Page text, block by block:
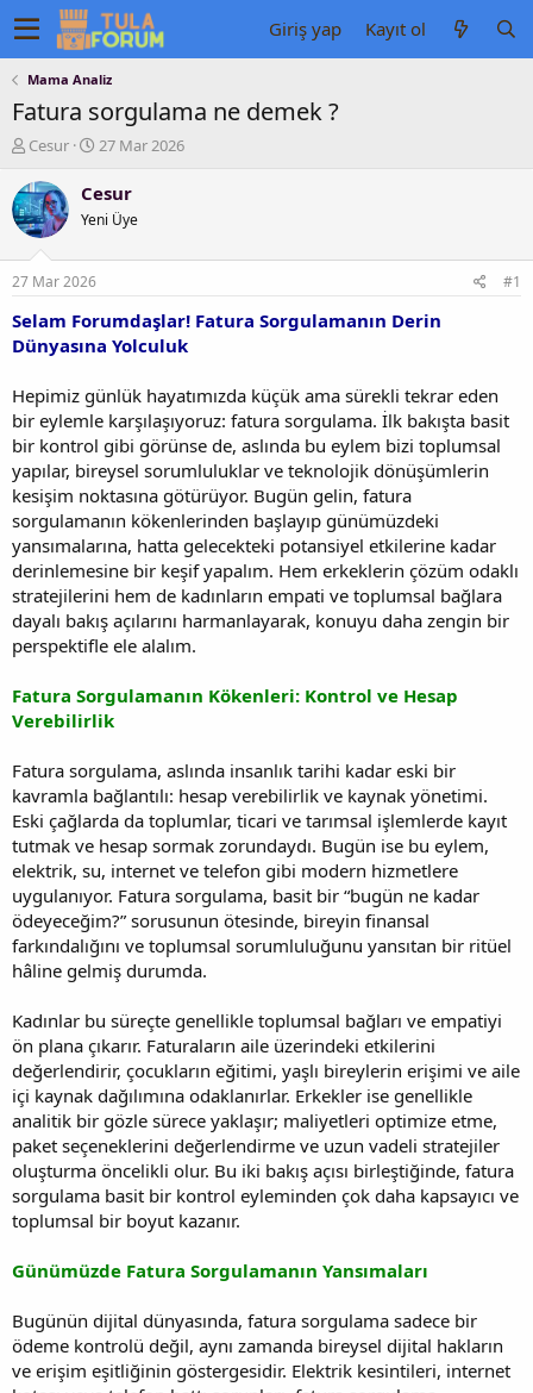
Giriş yap Kayıt ol
Mama Analiz
Fatura sorgulama ne demek ?
K
n
u
y
b
a
ş
l
a
a
n
Cesur
B
ş
a
ç
a
i
h
27 Mar 2026
Cesur
Yeni Üye
27 Mar 2026 #1
Selam Forumdaşlar! Fatura Sorgulamanın Derin
Dünyasına Yolculuk
Hepimiz günlük hayatımızda küçük ama sürekli tekrar eden
bir eylemle karşılaşıyoruz: fatura sorgulama. İlk bakışta basit
bir kontrol gibi görünse de, aslında bu eylem bizi toplumsal
yapılar, bireysel sorumluluklar ve teknolojik dönüşümlerin
kesişim noktasına götürüyor. Bugün gelin, fatura
sorgulamanın kökenlerinden başlayıp günümüzdeki
yansımalarına, hatta gelecekteki potansiyel etkilerine kadar
derinlemesine bir keşif yapalım. Hem erkeklerin çözüm odaklı
stratejilerini hem de kadınların empati ve toplumsal bağlara
dayalı bakış açılarını harmanlayarak, konuyu daha zengin bir
perspektifle ele alalım.
Fatura Sorgulamanın Kökenleri: Kontrol ve Hesap
Verebilirlik
Fatura sorgulama, aslında insanlık tarihi kadar eski bir
kavramla bağlantılı: hesap verebilirlik ve kaynak yönetimi.
Eski çağlarda da toplumlar, ticari ve tarımsal işlemlerde kayıt
tutmak ve hesap sormak zorundaydı. Bugün ise bu eylem,
elektrik, su, internet ve telefon gibi modern hizmetlere
uygulanıyor. Fatura sorgulama, basit bir “bugün ne kadar
ödeyeceğim?” sorusunun ötesinde, bireyin finansal
farkındalığını ve toplumsal sorumluluğunu yansıtan bir ritüel
hâline gelmiş durumda.
Kadınlar bu süreçte genellikle toplumsal bağları ve empatiyi
ön plana çıkarır. Faturaların aile üzerindeki etkilerini
değerlendirir, çocukların eğitimi, yaşlı bireylerin erişimi ve aile
içi kaynak dağılımına odaklanırlar. Erkekler ise genellikle
analitik bir gözle sürece yaklaşır; maliyetleri optimize etme,
paket seçeneklerini değerlendirme ve uzun vadeli stratejiler
oluşturma öncelikli olur. Bu iki bakış açısı birleştiğinde, fatura
sorgulama basit bir kontrol eyleminden çok daha kapsayıcı ve
toplumsal bir boyut kazanır.
Günümüzde Fatura Sorgulamanın Yansımaları
Bugünün dijital dünyasında, fatura sorgulama sadece bir
ödeme kontrolü değil, aynı zamanda bireysel dijital hakların
ve erişim eşitliğinin göstergesidir. Elektrik kesintileri, internet